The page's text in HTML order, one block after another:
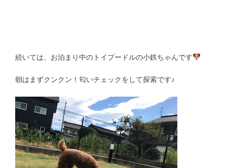
続いては、お泊まり中のトイプードルの小鉄ちゃんです
朝はまずクンクン！匂いチェックをして探索です♪